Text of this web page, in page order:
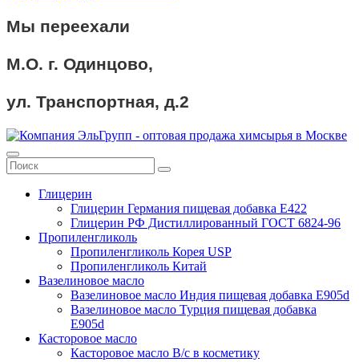
Мы переехали
М.О. г. Одинцово,
ул. Транспортная, д.2
Глицерин
Глицерин Германия пищевая добавка Е422
Глицерин РФ Дистиллированный ГОСТ 6824-96
Пропиленгликоль
Пропиленгликоль Корея USP
Пропиленгликоль Китай
Вазелиновое масло
Вазелиновое масло Индия пищевая добавка Е905d
Вазелиновое масло Турция пищевая добавка
Е905d
Касторовое масло
Касторовое масло В/с в косметику